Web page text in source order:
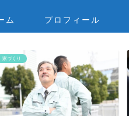
ム プロフィール
家づくり